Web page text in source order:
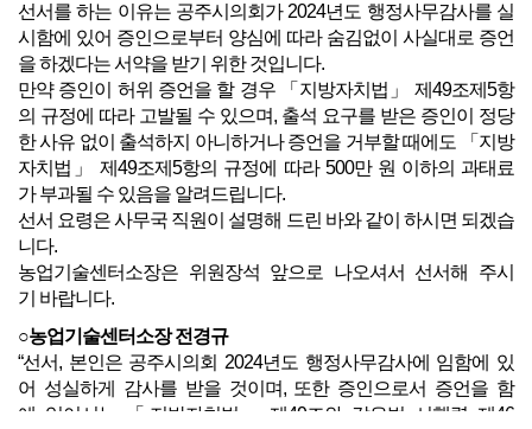
선서를 하는 이유는 공주시의회가 2024년도 행정사무감사를 실
시함에 있어 증인으로부터 양심에 따라 숨김없이 사실대로 증언
을 하겠다는 서약을 받기 위한 것입니다.
만약 증인이 허위 증언을 할 경우 「지방자치법」 제49조제5항
의 규정에 따라 고발될 수 있으며, 출석 요구를 받은 증인이 정당
한 사유 없이 출석하지 아니하거나 증언을 거부할 때에도 「지방
자치법」 제49조제5항의 규정에 따라 500만 원 이하의 과태료
가 부과될 수 있음을 알려드립니다.
선서 요령은 사무국 직원이 설명해 드린 바와 같이 하시면 되겠습
니다.
농업기술센터소장은 위원장석 앞으로 나오셔서 선서해 주시
기 바랍니다.
○농업기술센터소장 전경규
“선서, 본인은 공주시의회 2024년도 행정사무감사에 임함에 있
어 성실하게 감사를 받을 것이며, 또한 증인으로서 증언을 함
에 있어서는 「지방자치법」제49조와 같은법 시행령 제46